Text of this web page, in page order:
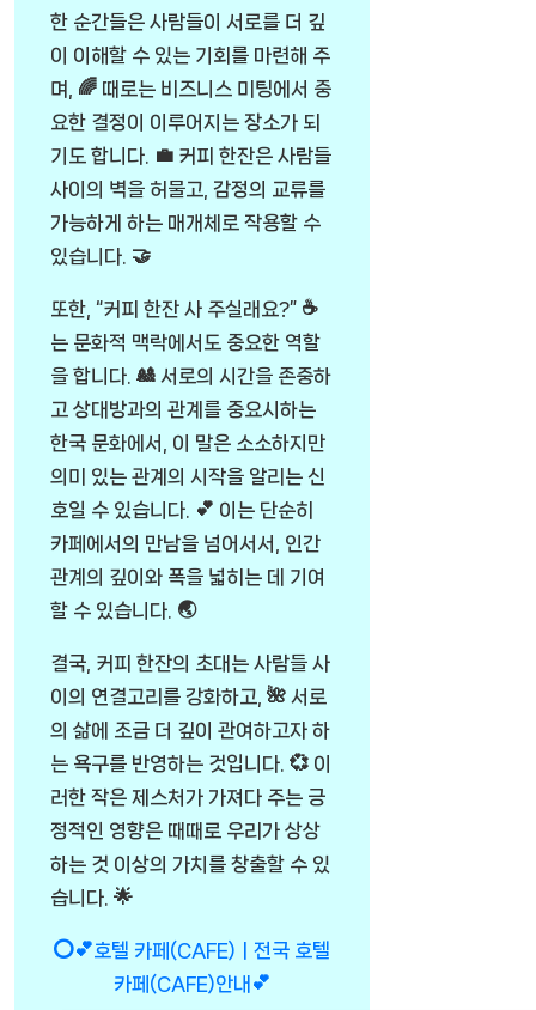
한 순간들은 사람들이 서로를 더 깊
이 이해할 수 있는 기회를 마련해 주
며, 🌈 때로는 비즈니스 미팅에서 중
요한 결정이 이루어지는 장소가 되
기도 합니다. 💼 커피 한잔은 사람들
사이의 벽을 허물고, 감정의 교류를
가능하게 하는 매개체로 작용할 수
있습니다. 🤝
또한, “커피 한잔 사 주실래요?” ☕
는 문화적 맥락에서도 중요한 역할
을 합니다. 🎎 서로의 시간을 존중하
고 상대방과의 관계를 중요시하는
한국 문화에서, 이 말은 소소하지만
의미 있는 관계의 시작을 알리는 신
호일 수 있습니다. 💕 이는 단순히
카페에서의 만남을 넘어서서, 인간
관계의 깊이와 폭을 넓히는 데 기여
할 수 있습니다. 🌏
결국, 커피 한잔의 초대는 사람들 사
이의 연결고리를 강화하고, 🌺 서로
의 삶에 조금 더 깊이 관여하고자 하
는 욕구를 반영하는 것입니다. 💞 이
러한 작은 제스처가 가져다 주는 긍
정적인 영향은 때때로 우리가 상상
하는 것 이상의 가치를 창출할 수 있
습니다. 🌟
⭕💕호텔 카페(CAFE)ㅣ전국 호텔
카페(CAFE)안내💕